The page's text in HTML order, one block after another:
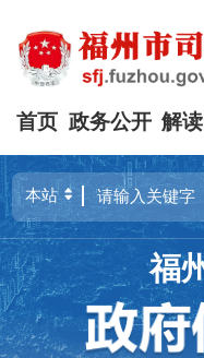
首页 政务公开 解
福